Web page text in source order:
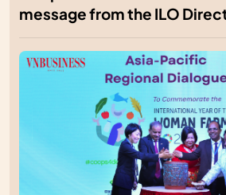
message from the ILO